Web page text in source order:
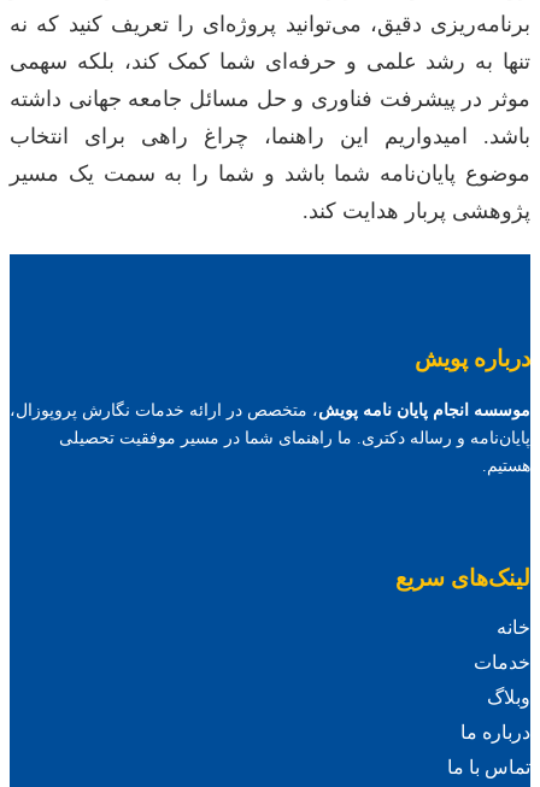
برنامه‌ریزی دقیق، می‌توانید پروژه‌ای را تعریف کنید که نه
تنها به رشد علمی و حرفه‌ای شما کمک کند، بلکه سهمی
موثر در پیشرفت فناوری و حل مسائل جامعه جهانی داشته
باشد. امیدواریم این راهنما، چراغ راهی برای انتخاب
موضوع پایان‌نامه شما باشد و شما را به سمت یک مسیر
پژوهشی پربار هدایت کند.
درباره پویش
موسسه انجام پایان نامه پویش، متخصص در ارائه خدمات نگارش پروپوزال،
پایان‌نامه و رساله دکتری. ما راهنمای شما در مسیر موفقیت تحصیلی
هستیم.
لینک‌های سریع
خانه
خدمات
وبلاگ
درباره ما
تماس با ما